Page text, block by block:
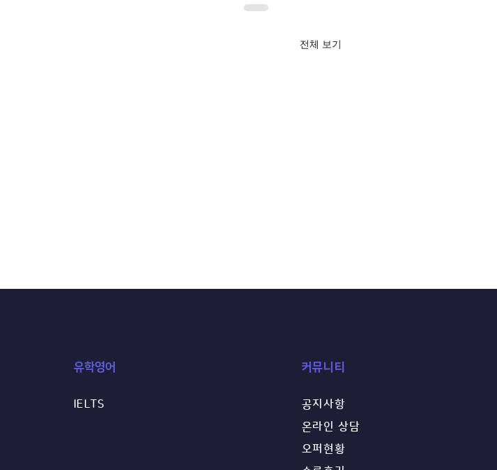
전체 보기
2026 글로벌 경시대회 라인업
오픈! 영미 명문대 합격을 위한
차별화된 비교과 스펙(EC) 완
​유학영어
IELTS
​커뮤니티
공지사항
온라인 상담
오퍼현황